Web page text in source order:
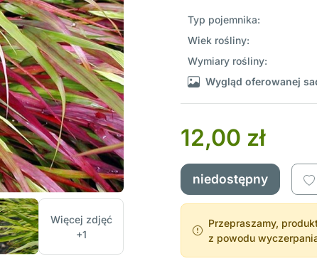
Więcej zdjęć
+1
Typ pojemnika:
Wiek rośliny:
Wymiary rośliny:
Wygląd oferowanej
12,00 zł
niedostępny
Przepraszamy,
z powodu